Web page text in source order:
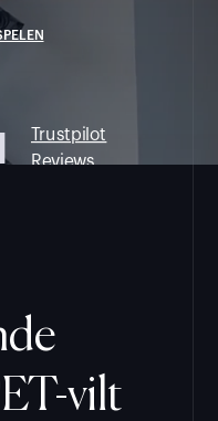
Trustpilot
Reviews
vilt